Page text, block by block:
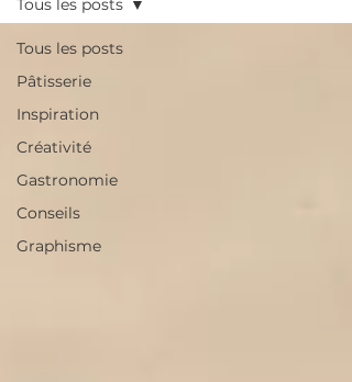
Tous les posts
Pâtisserie
Inspiration
Créativité
Gastronomie
Conseils
Graphisme
Tous les posts